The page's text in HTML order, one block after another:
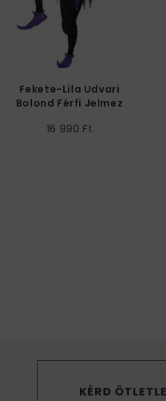
Fekete-Lila Udvari
Bolond Férfi Jelmez
16 990 Ft
KÉRD